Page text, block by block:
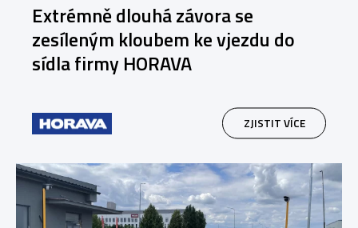
Extrémně dlouhá závora se
zesíleným kloubem ke vjezdu do
sídla firmy HORAVA
ZJISTIT VÍCE